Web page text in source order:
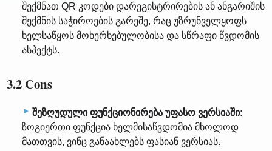
შექმნათ QR კოდები დარეგისტრირების ან ანგარიშის
შექმნის საჭიროების გარეშე, რაც უზრუნველყოფს
ხელსაწყოს მოხერხებულობისა და სწრაფი წვდომის
ასპექტს.
3.2 Cons
შეზღუდული ფუნქციონირება უფასო ვერსიაში:
ზოგიერთი ფუნქცია ხელმისაწვდომია მხოლოდ
მათთვის, ვინც განაახლებს ფასიან ვერსიას.